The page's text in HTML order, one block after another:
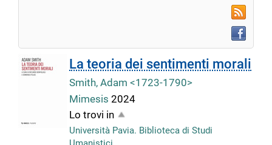
RSS
La teoria dei sentimenti morali
Smith, Adam <1723-1790>
Mimesis2024
Lo trovi in
Università Pavia. Biblioteca di Studi